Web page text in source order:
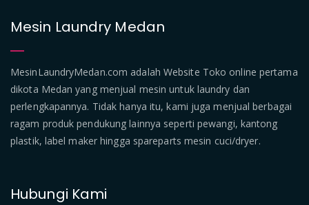
Mesin Laundry Medan
MesinLaundryMedan.com adalah Website Toko online pertama
dikota Medan yang menjual mesin untuk laundry dan
perlengkapannya. Tidak hanya itu, kami juga menjual berbagai
ragam produk pendukung lainnya seperti pewangi, kantong
plastik, label maker hingga spareparts mesin cuci/dryer.
Hubungi Kami